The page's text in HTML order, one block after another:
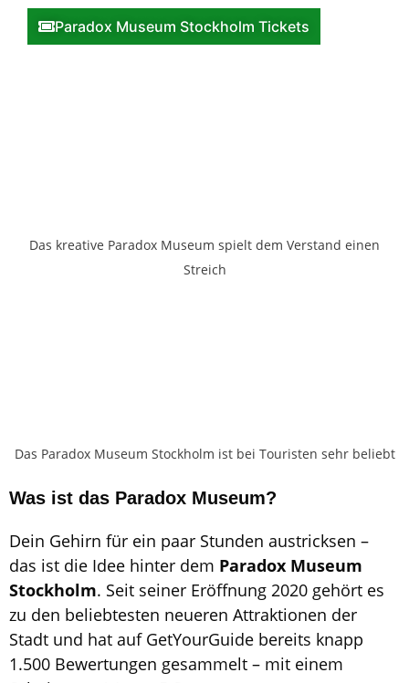
Paradox Museum Stockholm Tickets
Das kreative Paradox Museum spielt dem Verstand einen
Streich
Das Paradox Museum Stockholm ist bei Touristen sehr beliebt
Was ist das Paradox Museum?
Dein Gehirn für ein paar Stunden austricksen –
das ist die Idee hinter dem Paradox Museum
Stockholm. Seit seiner Eröffnung 2020 gehört es
zu den beliebtesten neueren Attraktionen der
Stadt und hat auf GetYourGuide bereits knapp
1.500 Bewertungen gesammelt – mit einem